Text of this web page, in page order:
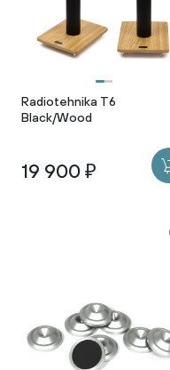
Radiotehnika T6
Black/Wood
19 900 ₽